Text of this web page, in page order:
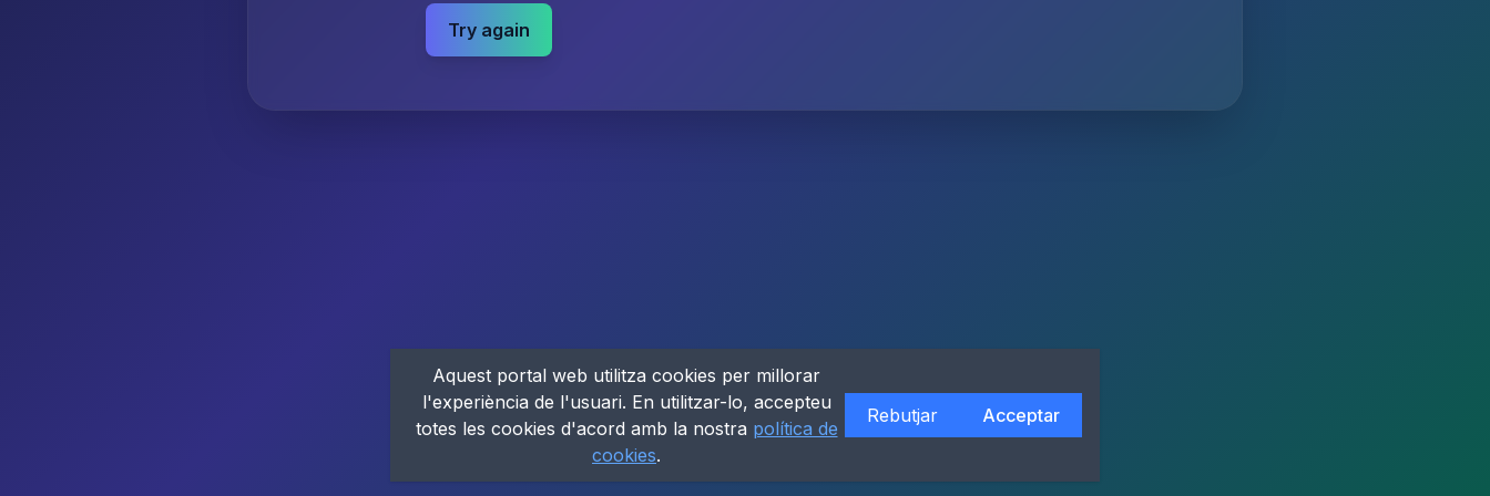
Try again
Aquest portal web utilitza cookies per millorar
l'experiència de l'usuari. En utilitzar-lo, accepteu
totes les cookies d'acord amb la nostra política de
cookies.
Rebutjar Acceptar